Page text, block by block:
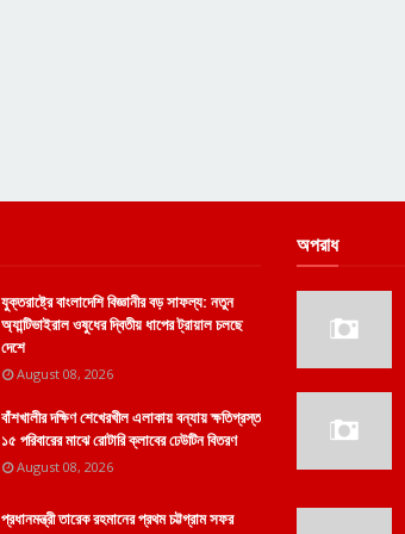
যুক্তরাষ্ট্রে বাংলাদেশি বিজ্ঞানীর বড় সাফল্য: নতুন
অ্যান্টিভাইরাল ওষুধের দ্বিতীয় ধাপের ট্রায়াল চলছে
দেশে
August 08, 2026
বাঁশখালীর দক্ষিণ শেখেরখীল এলাকায় বন্যায় ক্ষতিগ্রস্ত
১৫ পরিবারের মাঝে রোটারি ক্লাবের ঢেউটিন বিতরণ
August 08, 2026
প্রধানমন্ত্রী তারেক রহমানের প্রথম চট্টগ্রাম সফর
অপরাধ